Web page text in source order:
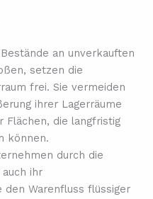
an unverkauften
setzen die
frei. Sie vermeiden
ihrer Lagerräume
Flächen, die langfristig
können.
durch die
ihr
den Warenfluss flüssiger